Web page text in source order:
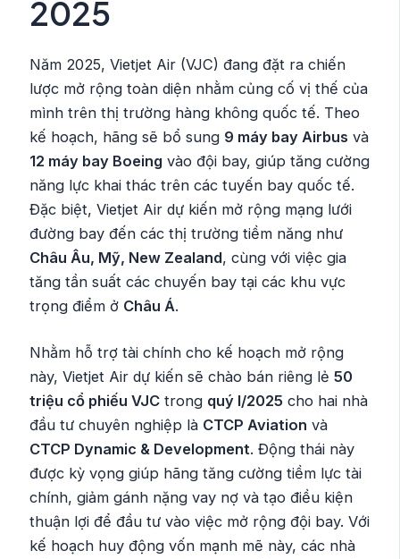
2025
Năm 2025, Vietjet Air (VJC) đang đặt ra chiến
lược mở rộng toàn diện nhằm củng cố vị thế của
mình trên thị trường hàng không quốc tế. Theo
kế hoạch, hãng sẽ bổ sung 9 máy bay Airbus và
12 máy bay Boeing vào đội bay, giúp tăng cường
năng lực khai thác trên các tuyến bay quốc tế.
Đặc biệt, Vietjet Air dự kiến mở rộng mạng lưới
đường bay đến các thị trường tiềm năng như
Châu Âu, Mỹ, New Zealand, cùng với việc gia
tăng tần suất các chuyến bay tại các khu vực
trọng điểm ở Châu Á.
Nhằm hỗ trợ tài chính cho kế hoạch mở rộng
này, Vietjet Air dự kiến sẽ chào bán riêng lẻ50
triệu cổ phiếu VJC trong quý I/2025 cho hai nhà
đầu tư chuyên nghiệp là CTCP Aviation và
CTCP Dynamic & Development. Động thái này
được kỳ vọng giúp hãng tăng cường tiềm lực tài
chính, giảm gánh nặng vay nợ và tạo điều kiện
thuận lợi để đầu tư vào việc mở rộng đội bay. Với
kế hoạch huy động vốn mạnh mẽ này, các nhà